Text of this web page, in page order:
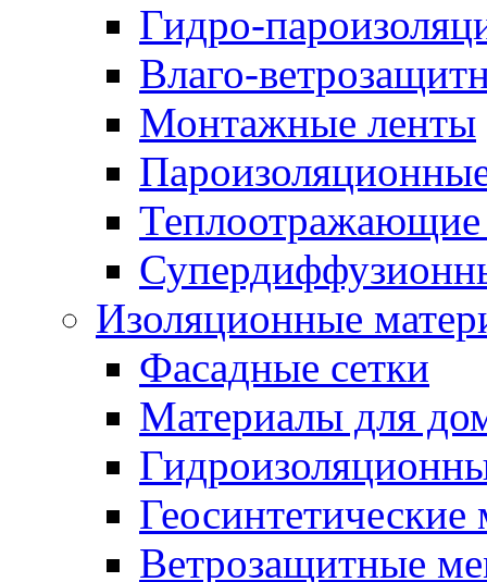
Гидро-
Влаго-
Монтажные ленты
Теплоотражающие
Изоляционные
Фасадные сетки
Материалы для
Геосинтетические
Ветрозащитные